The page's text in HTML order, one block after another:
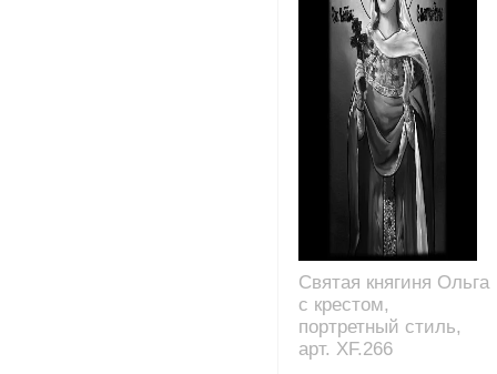
Святая княгиня Ольга
с крестом,
портретный стиль,
арт. XF.266